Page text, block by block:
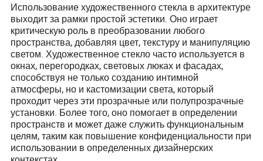
Использование художественного стекла в архитектуре
выходит за рамки простой эстетики. Оно играет
критическую роль в преобразовании любого
пространства, добавляя цвет, текстуру и манипуляцию
светом. Художественное стекло часто используется в
окнах, перегородках, световых люках и фасадах,
способствуя не только созданию интимной
атмосферы, но и кастомизации света, который
проходит через эти прозрачные или полупрозрачные
установки. Более того, оно помогает в определении
пространств и может даже служить функциональным
целям, таким как повышение конфиденциальности при
использовании в определенных дизайнерских